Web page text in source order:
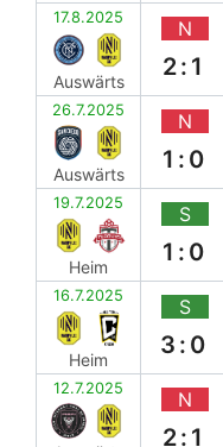
17.8.2025
Auswärts
N
2:1
26.7.2025
Auswärts
N
1:0
19.7.2025
Heim
S
1:0
16.7.2025
Heim
S
3:0
12.7.2025 N
2:1